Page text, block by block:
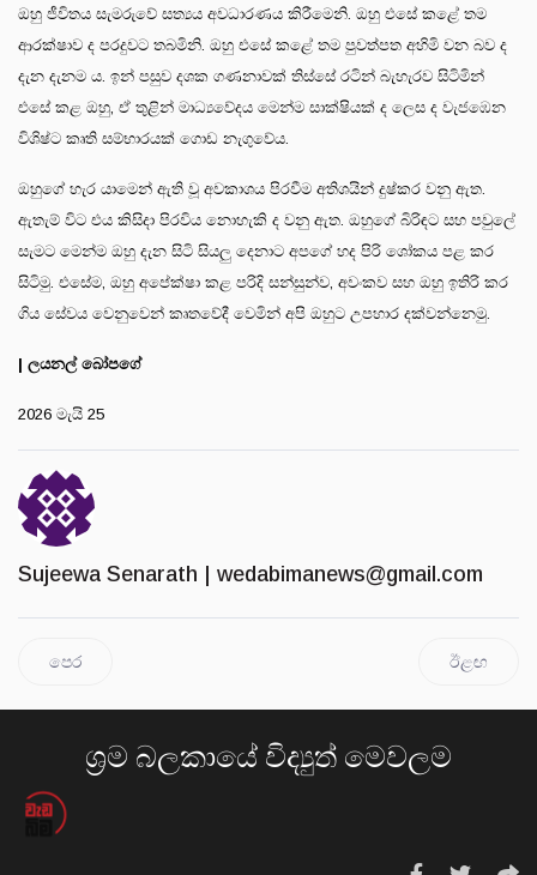
ඔහු ජීවිතය සැමරුවේ සත්‍යය අවධාරණය කිරීමෙනි. ඔහු එසේ කළේ තම
ආරක්ෂාව ද පරදුවට තබමිනි. ඔහු එසේ කළේ තම පුවත්පත අහිමි වන බව ද
දැන දැනම ය. ඉන් පසුව දශක ගණනාවක් තිස්සේ රටින් බැහැරව සිටිමින්
එසේ කළ ඔහු, ඒ තුළින් මාධ්‍යවේදය මෙන්ම සාක්ෂියක් ද ලෙස ද වැජඹෙන
විශිෂ්ට කෘති සම්භාරයක් ගොඩ නැගුවේය.
ඔහුගේ හැර යාමෙන් ඇති වූ අවකාශය පිරවීම අතිශයින් දුෂ්කර වනු ඇත.
ඇතැම් විට එය කිසිදා පිරවිය නොහැකි ද වනු ඇත. ඔහුගේ බිරිඳට සහ පවුලේ
සැමට මෙන්ම ඔහු දැන සිටි සියලු දෙනාට අපගේ හද පිරි ශෝකය පළ කර
සිටිමු. එසේම, ඔහු අපේක්ෂා කළ පරිදි සන්සුන්ව, අවංකව සහ ඔහු ඉතිරි කර
ගිය සේවය වෙනුවෙන් කෘතවේදී වෙමින් අපි ඔහුට උපහාර දක්වන්නෙමු.
| ලයනල් බෝපගේ
2026 මැයි 25
Sujeewa Senarath | wedabimanews@gmail.com
පෙර ඊළඟ
ශ්‍රම බලකායේ විද්‍යුත් මෙවලම